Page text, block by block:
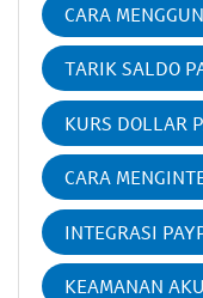
CARA
TARIK SALDO
KURS DOLLAR
CARA
INTEGRASI
KEAMANAN